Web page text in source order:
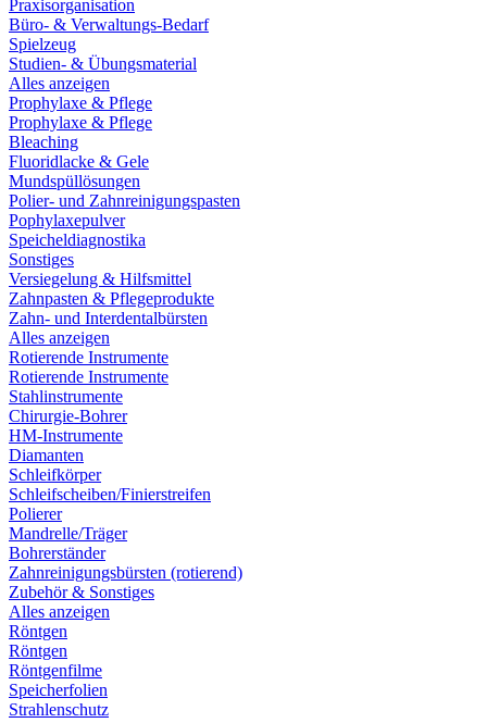
Praxisorganisation
Büro- & Verwaltungs-Bedarf
Spielzeug
Studien- & Übungsmaterial
Alles anzeigen
Prophylaxe & Pflege
Prophylaxe & Pflege
Bleaching
Fluoridlacke & Gele
Mundspüllösungen
Polier- und Zahnreinigungspasten
Pophylaxepulver
Speicheldiagnostika
Sonstiges
Versiegelung & Hilfsmittel
Zahnpasten & Pflegeprodukte
Zahn- und Interdentalbürsten
Alles anzeigen
Rotierende Instrumente
Rotierende Instrumente
Stahlinstrumente
Chirurgie-Bohrer
HM-Instrumente
Diamanten
Schleifkörper
Schleifscheiben/Finierstreifen
Polierer
Mandrelle/Träger
Bohrerständer
Zahnreinigungsbürsten (rotierend)
Zubehör & Sonstiges
Alles anzeigen
Röntgen
Röntgen
Röntgenfilme
Speicherfolien
Strahlenschutz